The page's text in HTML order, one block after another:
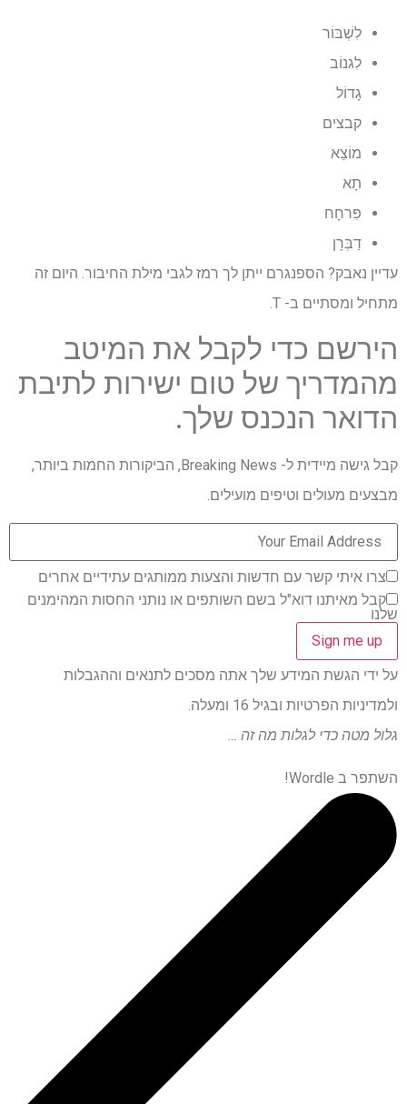
לִשְׁבּוֹר
לִגנוֹב
גָדוֹל
קבצים
מוֹצֵא
תָא
פִּרחָח
דַבְּרָן
עדיין נאבק? הספנגרם ייתן לך רמז לגבי מילת החיבור. היום זה
מתחיל ומסתיים ב- T.
הירשם כדי לקבל את המיטב
מהמדריך של טום ישירות לתיבת
הדואר הנכנס שלך.
קבל גישה מיידית ל- Breaking News, הביקורות החמות ביותר,
מבצעים מעולים וטיפים מועילים.
צרו איתי קשר עם חדשות והצעות ממותגים עתידיים אחרים
קבל מאיתנו דוא"ל בשם השותפים או נותני החסות המהימנים
שלנו
על ידי הגשת המידע שלך אתה מסכים לתנאים וההגבלות
ולמדיניות הפרטיות ובגיל 16 ומעלה.
גלול מטה כדי לגלות מה זה …
השתפר ב Wordle!